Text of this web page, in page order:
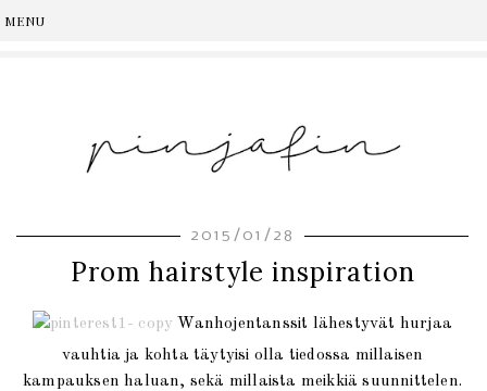
2015/01/28
Prom hairstyle inspiration
Wanhojentanssit lähestyvät hurjaa
vauhtia ja kohta täytyisi olla tiedossa millaisen
kampauksen haluan, sekä millaista meikkiä suunnittelen.